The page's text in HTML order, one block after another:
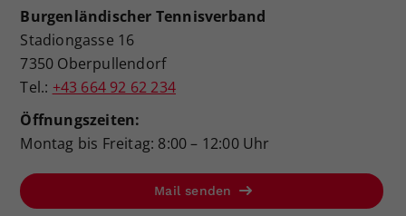
Burgenländischer Tennisverband
Stadiongasse 16
7350 Oberpullendorf
Tel.: +43 664 92 62 234
Öffnungszeiten:
Montag bis Freitag: 8:00 – 12:00 Uhr
Mail senden